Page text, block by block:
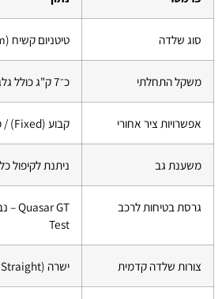
סוג שלדה טיטניום קשיח (Rigid Titanium)
משקל התחלתי כ־7 ק"ג כולל גלגלים ומרכיבים בסיסיים
אפשרויות ציר אחורי קבוע (Fixed) / מתכוונן (Adjustable)
משענת גב ניתנת לקיפול
גרסת בטיחות לרכב
Test
צורות שלדה קדמית ישרה (Straight) / V / Y